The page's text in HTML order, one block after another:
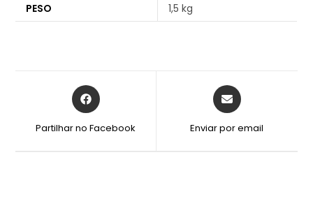
PESO 1,5 kg
Partilhar no Facebook Enviar por email